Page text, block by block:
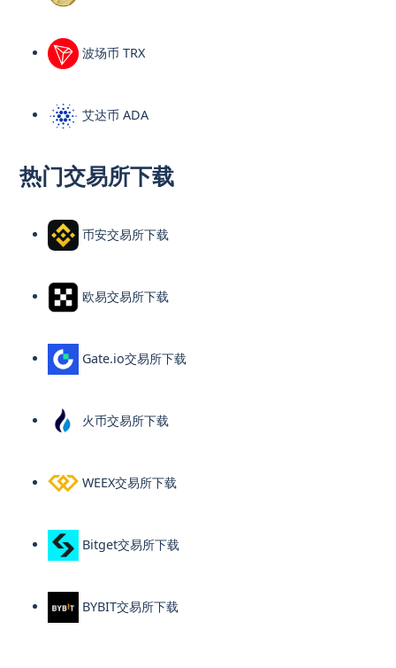
波场币 TRX
艾达币 ADA
热门交易所下载
币安交易所下载
欧易交易所下载
Gate.io交易所下载
火币交易所下载
WEEX交易所下载
Bitget交易所下载
BYBIT交易所下载